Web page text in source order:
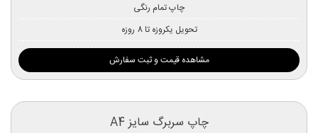
چاپ تمام رنگی
تحویل یکروزه تا 8 روزه
مشاهده قیمت و ثبت سفارش
چاپ سربرگ سایز A4